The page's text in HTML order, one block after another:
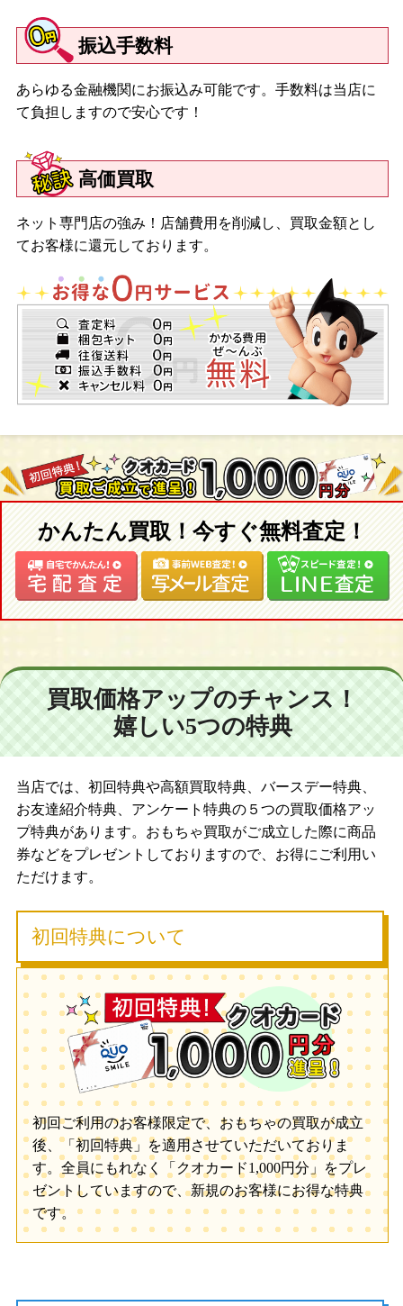
ル-/ネオブライス サリー・サルマガンディ/ネオブライス ジェーン
レフロイ/ネオブライス ハスブロ限定ネオブライス スプライトビ
ューティー/ネオブライス レジュネット/ネオブライス チェリー ビ
ーチ サンセット/ネオブライス CWC限定 14周年アニバーサリー ネ
オブライス ドフィーヌ ドリーム/ネオブライス チェックイットア
カドリーユー＆ミー/ネオブライス ダークラビットホール/ネオブ
ライス ウィンタリッシュ アルーア
【２０１６年】
ネオブライス ミンティーマジック/ネオブライス トップショップ
限定 ネオブライス シェリーバベット/ネオブライス レディカメリ
ア/ネオブライス プレイフルレインドロップス/ネオブライス ヘン
リエッタズ ホームパーティ/ネオブライス CWC限定１５周年アニ
バーサリーネオブライス アレグラ・シャンパン/ネオブライス
CWC限定ネオブライス デヴィデラクール/ネオブライス ヴァー
シティ・ディーン/ネオブライス ハスブロ限定ネオブライス ステ
ラ・セレンディピタス/ネオブライス ユーフォー・ア・ゴーゴー/
ネオブライス
CWC限定ネオブライス ブライス・アドアーズ・アナ/TOPSHOP
限定ネオブライス グレイシー・シャンティリー/ネオブライス ジ
ョアナゲンチアナ
振込手数料
あらゆる金融機関にお振込み可能です。手数料は当店に
て負担しますので安心です！
高価買取
ネット専門店の強み！店舗費用を削減し、買取金額とし
てお客様に還元しております。
かんたん買取！今すぐ無料査定！
買取価格アップのチャンス！
嬉しい5つの特典
当店では、初回特典や高額買取特典、バースデー特典、
お友達紹介特典、アンケート特典の５つの買取価格アッ
プ特典があります。おもちゃ買取がご成立した際に商品
券などをプレゼントしておりますので、お得にご利用い
ただけます。
初回特典について
初回ご利用のお客様限定で、おもちゃの買取が成立
後、「初回特典」を適用させていただいておりま
す。全員にもれなく「クオカード1,000円分」をプレ
ゼントしていますので、新規のお客様にお得な特典
です。